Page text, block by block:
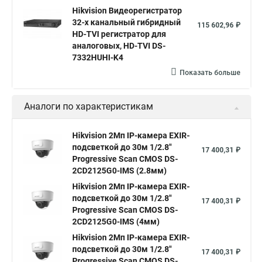
Hikvision ds 2cd1148 hikvision ds 2cd1148 i b
hikvision ds 2cd2042wd i Видеокамера hikvision
Видеокамеры hikvision ds
Камера Hikvision ds 2ce16d8t
Видеокамера hikvision hiwatch
Камера Hikvision ds 2cd2442fwd
Уличная камера Hikvision ip camera
Hikvision поворотная камера Hikvision купольная
Нikvision микрофон Hikvision поворотная
Hikvision порты
Hikvision Видеорегистратор
32-х канальный гибридный
HD-TVI регистратор для
аналоговых, HD-TVI DS-
7332HUHI-K4
115 602,96 ₽
Показать больше
Аналоги по характеристикам
Hikvision 2Мп IP-камера EXIR-
подсветкой до 30м 1/2.8"
Progressive Scan CMOS DS-
2CD2125G0-IMS (2.8мм)
17 400,31 ₽
Hikvision 2Мп IP-камера EXIR-
подсветкой до 30м 1/2.8"
Progressive Scan CMOS DS-
2CD2125G0-IMS (4мм)
17 400,31 ₽
Hikvision 2Мп IP-камера EXIR-
подсветкой до 30м 1/2.8"
17 400,31 ₽